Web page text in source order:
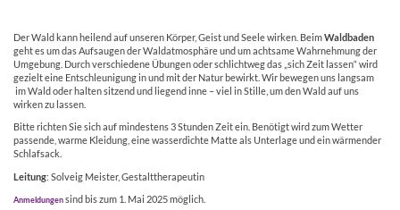
Der Wald kann heilend auf unseren Körper, Geist und Seele wirken. BeimWaldbaden
geht es um das Aufsaugen der Waldatmosphäre und um achtsame Wahrnehmung der
Umgebung. Durch verschiedene Übungen oder schlichtweg das „sich Zeit lassen“ wird
gezielt eine Entschleunigung in und mit der Natur bewirkt. Wir bewegen uns langsam
im Wald oder halten sitzend und liegend inne – viel in Stille, um den Wald auf uns
wirken zu lassen.
Bitte richten Sie sich auf mindestens 3 Stunden Zeit ein. Benötigt wird zum Wetter
passende, warme Kleidung, eine wasserdichte Matte als Unterlage und ein wärmender
Schlafsack.
Leitung: Solveig Meister, Gestalttherapeutin
Anmeldungensind bis zum 1. Mai 2025 möglich.